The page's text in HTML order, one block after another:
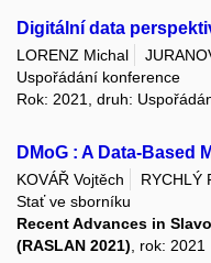
Digitální data
LORENZ Michal
Uspořádání konference
Rok: 2021, druh:
DMoG : A Data-Based
KOVÁŘ Vojtěch
RYCHLÝ
Stať ve sborníku
Recent Advances in
(RASLAN 2021), rok: 2021